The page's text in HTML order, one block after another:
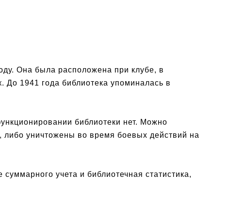
Она была расположена при клубе, в
1941 года библиотека упоминалась в
библиотеки нет. Можно
уничтожены во время боевых действий на
учета и библиотечная статистика,